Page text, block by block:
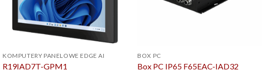
KOMPUTERY PANELOWE EDGE AI
R19IAD7T-GPM1
BOX PC
Box PC IP65 F65EAC-IAD32